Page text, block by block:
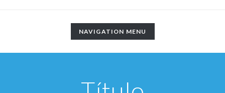
TOGGLE
NAVIGATION
NAVIGATION MENU